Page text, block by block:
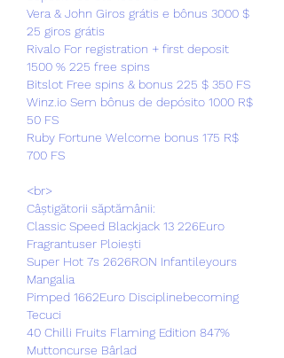
Vera & John Giros grátis e bônus 3000 $
25 giros grátis
Rivalo For registration + first deposit
1500 % 225 free spins
Bitslot Free spins & bonus 225 $ 350 FS
Winz.io Sem bônus de depósito 1000 R$
50 FS
Ruby Fortune Welcome bonus 175 R$
700 FS
<br>
Câștigătorii săptămânii:
Classic Speed Blackjack 13 226Euro
Fragrantuser Ploiești
Super Hot 7s 2626RON Infantileyours
Mangalia
Pimped 1662Euro Disciplinebecoming
Tecuci
40 Chilli Fruits Flaming Edition 847%
Muttoncurse Bârlad